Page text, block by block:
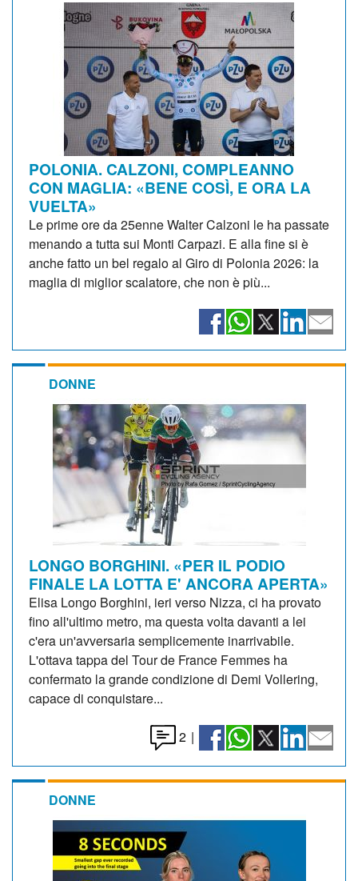
POLONIA. CALZONI, COMPLEANNO
CON MAGLIA: «BENE COSÌ, E ORA LA
VUELTA»
Le prime ore da 25enne Walter Calzoni le ha passate
menando a tutta sui Monti Carpazi. E alla fine si è
anche fatto un bel regalo al Giro di Polonia 2026: la
maglia di miglior scalatore, che non è più...
DONNE
LONGO BORGHINI. «PER IL PODIO
FINALE LA LOTTA E' ANCORA APERTA»
Elisa Longo Borghini, ieri verso Nizza, ci ha provato
fino all'ultimo metro, ma questa volta davanti a lei
c'era un'avversaria semplicemente inarrivabile.
L'ottava tappa del Tour de France Femmes ha
confermato la grande condizione di Demi Vollering,
capace di conquistare...
2 |
DONNE